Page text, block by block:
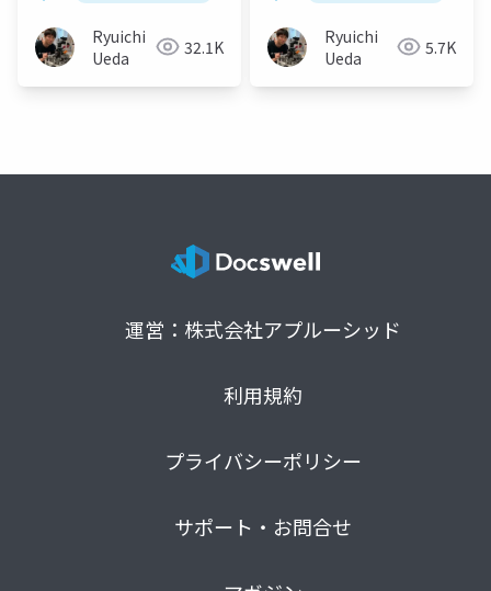
Ryuichi
Ueda
32.1K
Ryuichi
Ueda
5.7K
運営：株式会社アプルーシッド
利用規約
プライバシーポリシー
サポート・お問合せ